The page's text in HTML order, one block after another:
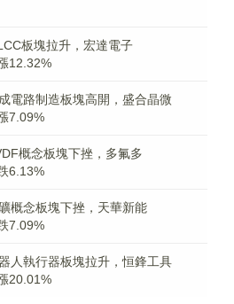
板塊拉升，宏達電子
12.32%
電路制造板塊高開，盛合晶微
7.09%
概念板塊下挫，多氟多
6.13%
概念板塊下挫，天華新能
7.09%
人執行器板塊拉升，恒鋒工具
20.01%